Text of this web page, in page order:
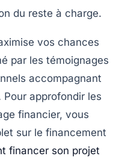
adaptées aux
du reste à charge.
vos chances
par les témoignages
accompagnant
approfondir les
financier, vous
sur le financement
financer son projet